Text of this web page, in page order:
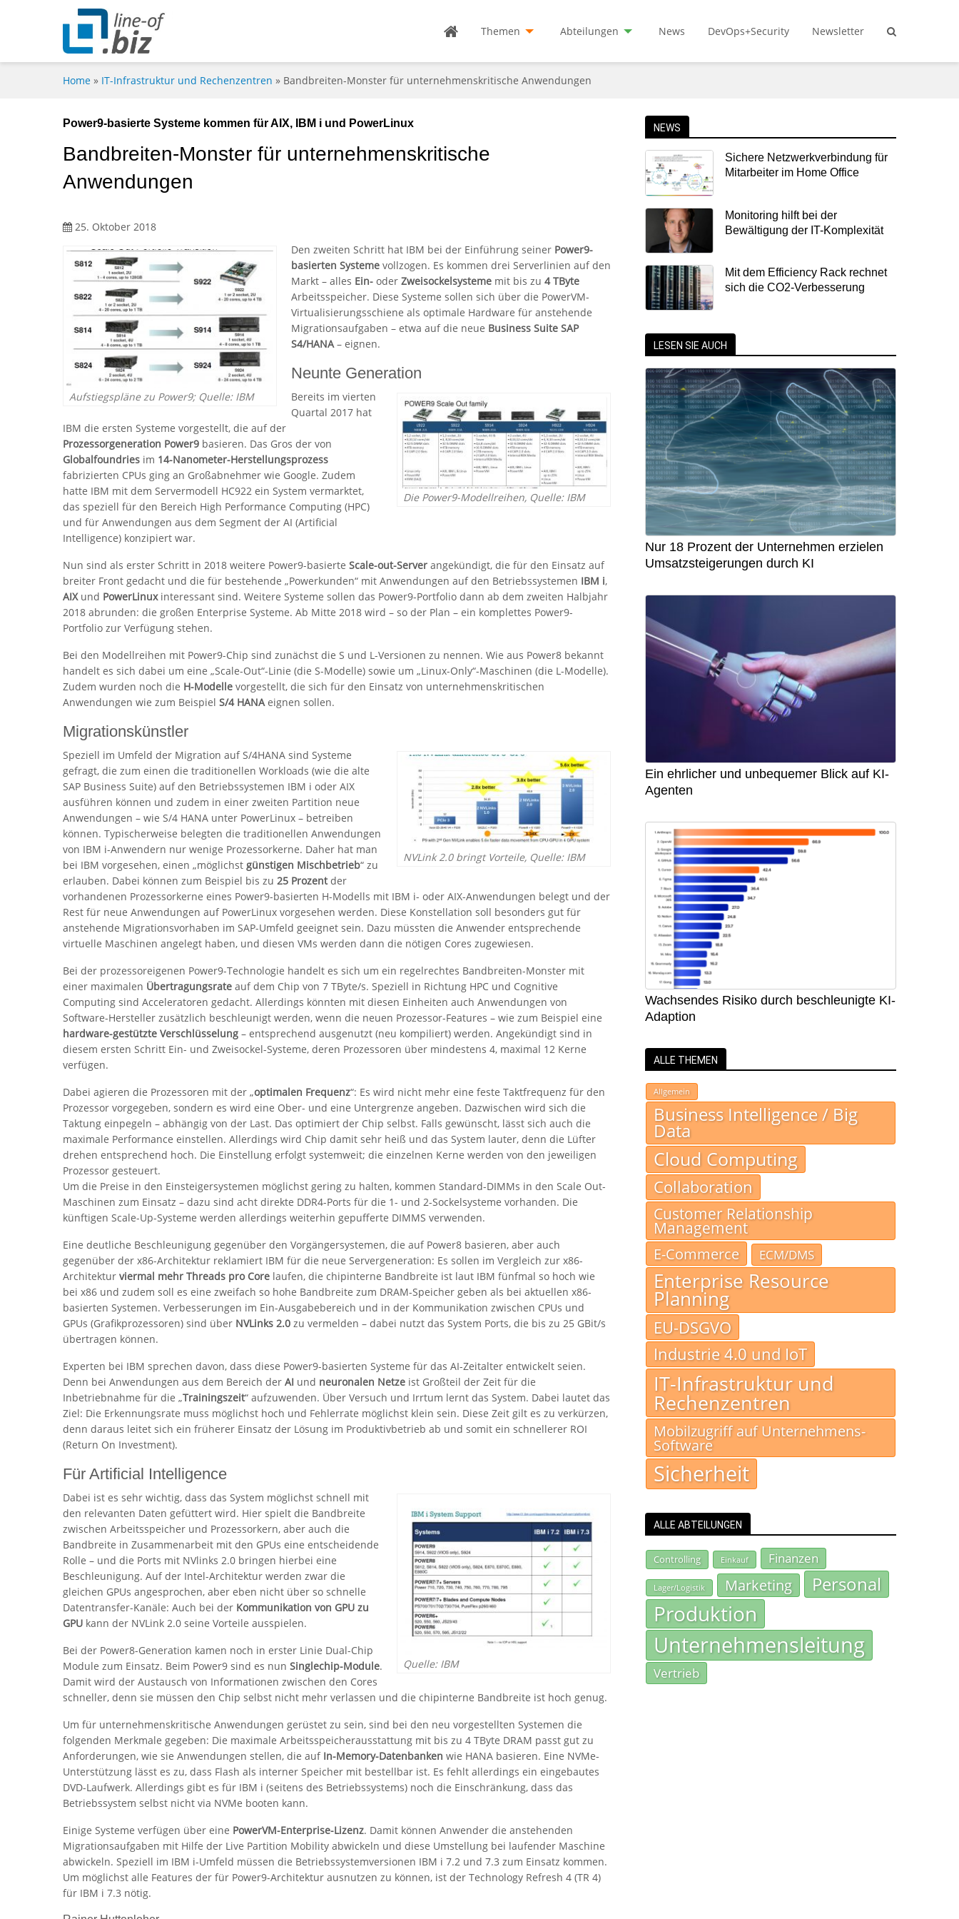
Themen Abteilungen News DevOps+Security Newsletter
Home » IT-Infrastruktur und Rechenzentren » Bandbreiten-Monster für unternehmenskritische Anwendungen
Power9-basierte Systeme kommen für AIX, IBM i und PowerLinux
Bandbreiten-Monster für unternehmenskritische
Anwendungen
25. Oktober 2018
Aufstiegspläne zu Power9; Quelle: IBM
Den zweiten Schritt hat IBM bei der Einführung seiner Power9-
basierten Systeme vollzogen. Es kommen drei Serverlinien auf den
Markt – alles Ein- oder Zweisockelsysteme mit bis zu 4 TByte
Arbeitsspeicher. Diese Systeme sollen sich über die PowerVM-
Virtualisierungsschiene als optimale Hardware für anstehende
Migrationsaufgaben – etwa auf die neue Business Suite SAP
S4/HANA– eignen.
Neunte Generation
Die Power9-Modellreihen, Quelle: IBM
Bereits im vierten
Quartal 2017 hat
IBM die ersten Systeme vorgestellt, die auf der
Prozessorgeneration Power9 basieren. Das Gros der von
Globalfoundries im 14-Nanometer-Herstellungsprozess
fabrizierten CPUs ging an Großabnehmer wie Google. Zudem
hatte IBM mit dem Servermodell HC922 ein System vermarktet,
das speziell für den Bereich High Performance Computing (HPC)
und für Anwendungen aus dem Segment der AI (Artificial
Intelligence) konzipiert war.
Nun sind als erster Schritt in 2018 weitere Power9-basierte Scale-out-Server angekündigt, die für den Einsatz auf
breiter Front gedacht und die für bestehende „Powerkunden“ mit Anwendungen auf den Betriebssystemen IBM i,
AIX und PowerLinux interessant sind. Weitere Systeme sollen das Power9-Portfolio dann ab dem zweiten Halbjahr
2018 abrunden: die großen Enterprise Systeme. Ab Mitte 2018 wird – so der Plan – ein komplettes Power9-
Portfolio zur Verfügung stehen.
Bei den Modellreihen mit Power9-Chip sind zunächst die S und L-Versionen zu nennen. Wie aus Power8 bekannt
handelt es sich dabei um eine „Scale-Out“-Linie (die S-Modelle) sowie um „Linux-Only“-Maschinen (die L-Modelle).
Zudem wurden noch die H-Modelle vorgestellt, die sich für den Einsatz von unternehmenskritischen
Anwendungen wie zum Beispiel S/4 HANAeignen sollen.
Migrationskünstler
NVLink 2.0 bringt Vorteile, Quelle: IBM
Speziell im Umfeld der Migration auf S/4HANA sind Systeme
gefragt, die zum einen die traditionellen Workloads (wie die alte
SAP Business Suite) auf den Betriebssystemen IBM i oder AIX
ausführen können und zudem in einer zweiten Partition neue
Anwendungen – wie S/4 HANA unter PowerLinux – betreiben
können. Typischerweise belegten die traditionellen Anwendungen
von IBM i-Anwendern nur wenige Prozessorkerne. Daher hat man
bei IBM vorgesehen, einen „möglichst günstigen Mischbetrieb“ zu
erlauben. Dabei können zum Beispiel bis zu 25 Prozentder
vorhandenen Prozessorkerne eines Power9-basierten H-Modells mit IBM i- oder AIX-Anwendungen belegt und der
Rest für neue Anwendungen auf PowerLinux vorgesehen werden. Diese Konstellation soll besonders gut für
anstehende Migrationsvorhaben im SAP-Umfeld geeignet sein. Dazu müssten die Anwender entsprechende
virtuelle Maschinen angelegt haben, und diesen VMs werden dann die nötigen Cores zugewiesen.
Bei der prozessoreigenen Power9-Technologie handelt es sich um ein regelrechtes Bandbreiten-Monster mit
einer maximalen Übertragungsrate auf dem Chip von 7 TByte/s. Speziell in Richtung HPC und Cognitive
Computing sind Acceleratoren gedacht. Allerdings könnten mit diesen Einheiten auch Anwendungen von
Software-Hersteller zusätzlich beschleunigt werden, wenn die neuen Prozessor-Features – wie zum Beispiel eine
hardware-gestützte Verschlüsselung – entsprechend ausgenutzt (neu kompiliert) werden. Angekündigt sind in
diesem ersten Schritt Ein- und Zweisockel-Systeme, deren Prozessoren über mindestens 4, maximal 12 Kerne
verfügen.
Dabei agieren die Prozessoren mit der „optimalen Frequenz“: Es wird nicht mehr eine feste Taktfrequenz für den
Prozessor vorgegeben, sondern es wird eine Ober- und eine Untergrenze angeben. Dazwischen wird sich die
Taktung einpegeln – abhängig von der Last. Das optimiert der Chip selbst. Falls gewünscht, lässt sich auch die
maximale Performance einstellen. Allerdings wird Chip damit sehr heiß und das System lauter, denn die Lüfter
drehen entsprechend hoch. Die Einstellung erfolgt systemweit; die einzelnen Kerne werden von den jeweiligen
Prozessor gesteuert.
Um die Preise in den Einsteigersystemen möglichst gering zu halten, kommen Standard-DIMMs in den Scale Out-
Maschinen zum Einsatz – dazu sind acht direkte DDR4-Ports für die 1- und 2-Sockelsysteme vorhanden. Die
künftigen Scale-Up-Systeme werden allerdings weiterhin gepufferte DIMMS verwenden.
Eine deutliche Beschleunigung gegenüber den Vorgängersystemen, die auf Power8 basieren, aber auch
gegenüber der x86-Architektur reklamiert IBM für die neue Servergeneration: Es sollen im Vergleich zur x86-
Architektur viermal mehr Threads pro Core laufen, die chipinterne Bandbreite ist laut IBM fünfmal so hoch wie
bei x86 und zudem soll es eine zweifach so hohe Bandbreite zum DRAM-Speicher geben als bei aktuellen x86-
basierten Systemen. Verbesserungen im Ein-Ausgabebereich und in der Kommunikation zwischen CPUs und
GPUs (Grafikprozessoren) sind über NVLinks 2.0 zu vermelden – dabei nutzt das System Ports, die bis zu 25 GBit/s
übertragen können.
Experten bei IBM sprechen davon, dass diese Power9-basierten Systeme für das AI-Zeitalter entwickelt seien.
Denn bei Anwendungen aus dem Bereich der AI und neuronalen Netze ist Großteil der Zeit für die
Inbetriebnahme für die „Trainingszeit“ aufzuwenden. Über Versuch und Irrtum lernt das System. Dabei lautet das
Ziel: Die Erkennungsrate muss möglichst hoch und Fehlerrate möglichst klein sein. Diese Zeit gilt es zu verkürzen,
denn daraus leitet sich ein früherer Einsatz der Lösung im Produktivbetrieb ab und somit ein schnellerer ROI
(Return On Investment).
Für Artificial Intelligence
Quelle: IBM
Dabei ist es sehr wichtig, dass das System möglichst schnell mit
den relevanten Daten gefüttert wird. Hier spielt die Bandbreite
zwischen Arbeitsspeicher und Prozessorkern, aber auch die
Bandbreite in Zusammenarbeit mit den GPUs eine entscheidende
Rolle – und die Ports mit NVlinks 2.0 bringen hierbei eine
Beschleunigung. Auf der Intel-Architektur werden zwar die
gleichen GPUs angesprochen, aber eben nicht über so schnelle
Datentransfer-Kanäle: Auch bei der Kommunikation von GPU zu
GPU kann der NVLink 2.0 seine Vorteile ausspielen.
Bei der Power8-Generation kamen noch in erster Linie Dual-Chip
Module zum Einsatz. Beim Power9 sind es nun Singlechip-Module.
Damit wird der Austausch von Informationen zwischen den Cores
schneller, denn sie müssen den Chip selbst nicht mehr verlassen und die chipinterne Bandbreite ist hoch genug.
Um für unternehmenskritische Anwendungen gerüstet zu sein, sind bei den neu vorgestellten Systemen die
folgenden Merkmale gegeben: Die maximale Arbeitsspeicherausstattung mit bis zu 4 TByte DRAM passt gut zu
Anforderungen, wie sie Anwendungen stellen, die auf In-Memory-Datenbanken wie HANA basieren. Eine NVMe-
Unterstützung lässt es zu, dass Flash als interner Speicher mit bestellbar ist. Es fehlt allerdings ein eingebautes
DVD-Laufwerk. Allerdings gibt es für IBM i (seitens des Betriebssystems) noch die Einschränkung, dass das
Betriebssystem selbst nicht via NVMe booten kann.
Einige Systeme verfügen über eine PowerVM-Enterprise-Lizenz. Damit können Anwender die anstehenden
Migrationsaufgaben mit Hilfe der Live Partition Mobility abwickeln und diese Umstellung bei laufender Maschine
abwickeln. Speziell im IBM i-Umfeld müssen die Betriebssystemversionen IBM i 7.2 und 7.3 zum Einsatz kommen.
Um möglichst alle Features der für Power9-Architektur ausnutzen zu können, ist der Technology Refresh 4 (TR 4)
für IBM i 7.3 nötig.
NEWS
Sichere Netzwerkverbindung für
Mitarbeiter im Home Office
Monitoring hilft bei der
Bewältigung der IT-Komplexität
Mit dem Efficiency Rack rechnet
sich die CO2-Verbesserung
LESEN SIE AUCH
Nur 18 Prozent der Unternehmen erzielen
Umsatzsteigerungen durch KI
Ein ehrlicher und unbequemer Blick auf KI-
Agenten
Wachsendes Risiko durch beschleunigte KI-
Adaption
ALLE THEMEN
Allgemein
Business Intelligence / Big
Data
Cloud Computing
Collaboration
Customer Relationship
Management
E-Commerce
ECM/DMS
Enterprise Resource
Planning
EU-DSGVO
Industrie 4.0 und IoT
IT-Infrastruktur und
Rechenzentren
Mobilzugriff auf Unternehmens-
Software
Sicherheit
ALLE ABTEILUNGEN
Controlling Einkauf Finanzen
Lager/Logistik Marketing Personal
Produktion
Unternehmensleitung
Vertrieb